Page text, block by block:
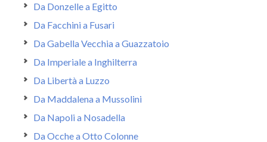
Da Donzelle a Egitto
Da Facchini a Fusari
Da Gabella Vecchia a Guazzatoio
Da Imperiale a Inghilterra
Da Libertà a Luzzo
Da Maddalena a Mussolini
Da Napoli a Nosadella
Da Ocche a Otto Colonne